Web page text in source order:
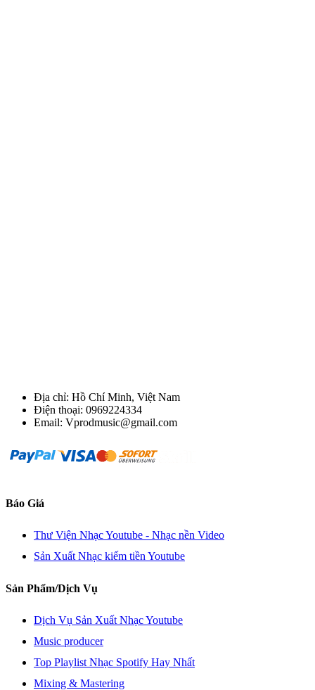
Địa chỉ: Hồ Chí Minh, Việt Nam
Điện thoại: 0969224334
Email: Vprodmusic@gmail.com
Báo Giá
Thư Viện Nhạc Youtube - Nhạc nền Video
Sản Xuất Nhạc kiếm tiền Youtube
Sản Phẩm/Dịch Vụ
Dịch Vụ Sản Xuất Nhạc Youtube
Music producer
Top Playlist Nhạc Spotify Hay Nhất
Mixing & Mastering